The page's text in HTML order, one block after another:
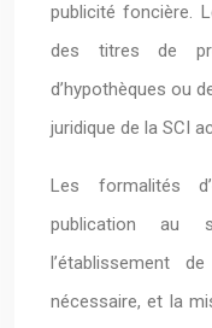
publicité foncière.
des titres de
d’hypothèques ou
juridique de la SCI
Les formalités
publication au
l’établissement
nécessaire, et la